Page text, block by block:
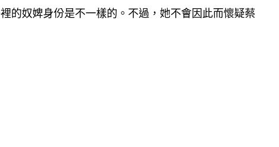
的奴婢身份是不一樣的。不過，她不會因此而懷疑蔡